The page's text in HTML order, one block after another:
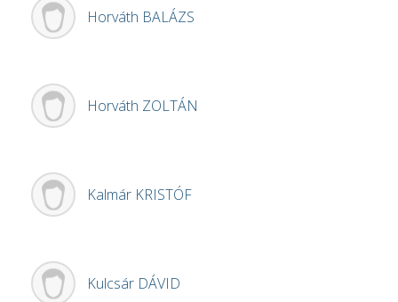
Horváth BALÁZS
Horváth ZOLTÁN
Kalmár KRISTÓF
Kulcsár DÁVID